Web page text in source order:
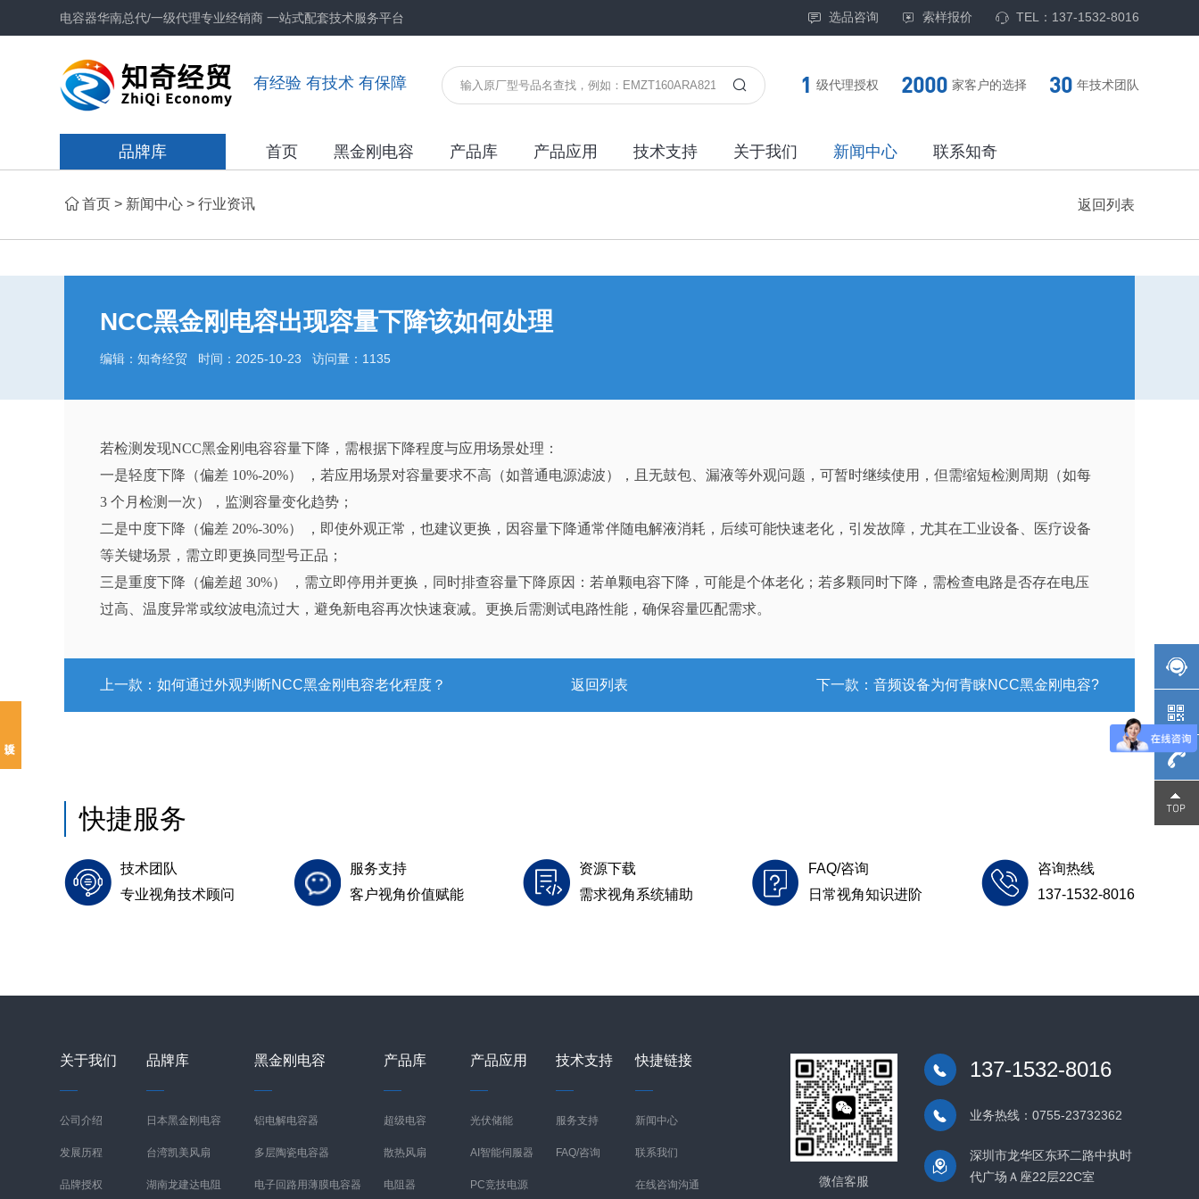
电容器华南总代/一级代理专业经销商 一站式配套技术服务平台 选品咨询 索样报价 TEL：137-1532-8016
有经验 有技术 有保障 1 级代理授权 2000 家客户的选择 30 年技术团队
品牌库 首页 黑金刚电容 产品库 产品应用 技术支持 关于我们 新闻中心 联系知奇
首页 > 新闻中心 > 行业资讯 返回列表
NCC黑金刚电容出现容量下降该如何处理
编辑：知奇经贸 时间：2025-10-23 访问量：1135
若检测发现NCC黑金刚电容容量下降，需根据下降程度与应用场景处理：
一是轻度下降（偏差 10%-20%） ，若应用场景对容量要求不高（如普通电源滤波），且无鼓包、漏液等外观问题，可暂时继续使用，但需缩短检测周期（如每
3 个月检测一次），监测容量变化趋势；
二是中度下降（偏差 20%-30%） ，即使外观正常，也建议更换，因容量下降通常伴随电解液消耗，后续可能快速老化，引发故障，尤其在工业设备、医疗设备
等关键场景，需立即更换同型号正品；
三是重度下降（偏差超 30%） ，需立即停用并更换，同时排查容量下降原因：若单颗电容下降，可能是个体老化；若多颗同时下降，需检查电路是否存在电压
过高、温度异常或纹波电流过大，避免新电容再次快速衰减。更换后需测试电路性能，确保容量匹配需求。
上一款： 如何通过外观判断NCC黑金刚电容老化程度？ 返回列表 下一款： 音频设备为何青睐NCC黑金刚电容?
快捷服务
技术团队
专业视角技术顾问
服务支持
客户视角价值赋能
资源下载
需求视角系统辅助
FAQ/咨询
日常视角知识进阶
咨询热线
137-1532-8016
关于我们
公司介绍
发展历程
品牌授权
品牌库
日本黑金刚电容
台湾凯美风扇
湖南龙建达电阻
黑金刚电容
铝电解电容器
多层陶瓷电容器
电子回路用薄膜电容器
产品库
超级电容
散热风扇
电阻器
产品应用
光伏储能
AI智能伺服器
PC竞技电源
技术支持
服务支持
FAQ/咨询
快捷链接
新闻中心
联系我们
在线咨询沟通 微信客服
137-1532-8016
业务热线：0755-23732362
深圳市龙华区东环二路中执时
代广场Ａ座22层22C室
137-